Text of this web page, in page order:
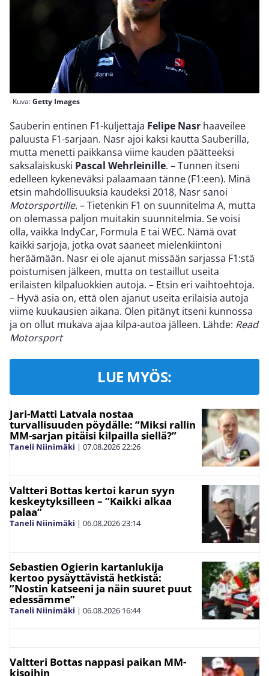
Kuva:Getty Images
Sauberin entinen F1-kuljettaja Felipe Nasr haaveilee
paluusta F1-sarjaan. Nasr ajoi kaksi kautta Sauberilla,
mutta menetti paikkansa viime kauden päätteeksi
saksalaiskuski Pascal Wehrleinille. – Tunnen itseni
edelleen kykeneväksi palaamaan tänne (F1:een). Minä
etsin mahdollisuuksia kaudeksi 2018, Nasr sanoi
Motorsportille. – Tietenkin F1 on suunnitelma A, mutta
on olemassa paljon muitakin suunnitelmia. Se voisi
olla, vaikka IndyCar, Formula E tai WEC. Nämä ovat
kaikki sarjoja, jotka ovat saaneet mielenkiintoni
heräämään. Nasr ei ole ajanut missään sarjassa F1:stä
poistumisen jälkeen, mutta on testaillut useita
erilaisten kilpaluokkien autoja. – Etsin eri vaihtoehtoja.
– Hyvä asia on, että olen ajanut useita erilaisia autoja
viime kuukausien aikana. Olen pitänyt itseni kunnossa
ja on ollut mukava ajaa kilpa-autoa jälleen. Lähde: Read
Motorsport
LUE MYÖS:
Jari-Matti Latvala nostaa
turvallisuuden pöydälle: ”Miksi rallin
MM-sarjan pitäisi kilpailla siellä?”
Taneli Niinimäki | 07.08.202622:26
Valtteri Bottas kertoi karun syyn
keskeytyksilleen – ”Kaikki alkaa
palaa”
Taneli Niinimäki | 06.08.202623:14
Sebastien Ogierin kartanlukija
kertoo pysäyttävistä hetkistä:
”Nostin katseeni ja näin suuret puut
edessämme”
Taneli Niinimäki | 06.08.2026 16:44
Valtteri Bottas nappasi paikan MM-
kisoihin